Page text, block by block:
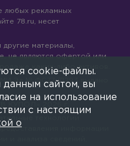
любых рекламных
78.ru, несет
другие материалы,
не являются офертой или
каких-либо активов.
Эл № ФС77-71293 выдано
КУПОЛ»
технологии
информации
и анализа сведений,
cookie-файлы.
данным сайтом, вы
на использование
с настоящим
о